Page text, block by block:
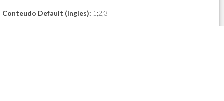
Conteudo Default (Ingles): 1;2;3